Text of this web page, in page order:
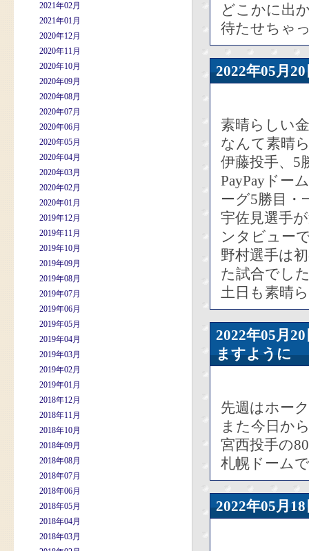
2021年02月
2021年01月
2020年12月
2020年11月
2020年10月
2020年09月
2020年08月
2020年07月
2020年06月
2020年05月
2020年04月
2020年03月
2020年02月
2020年01月
2019年12月
2019年11月
2019年10月
2019年09月
2019年08月
2019年07月
2019年06月
2019年05月
2019年04月
2019年03月
2019年02月
2019年01月
2018年12月
2018年11月
2018年10月
2018年09月
2018年08月
2018年07月
2018年06月
2018年05月
2018年04月
2018年03月
どこかに出
待たせちゃ
2022年05
素晴らしい
なんて素晴
伊藤投手、5
PayPayドー
ーグ5勝目・
宇佐見選手
ンタビュー
野村選手は
た試合でし
土日も素晴
2022年05
ますように
先週はホー
また今日か
宮西投手の
札幌ドーム
2022年05